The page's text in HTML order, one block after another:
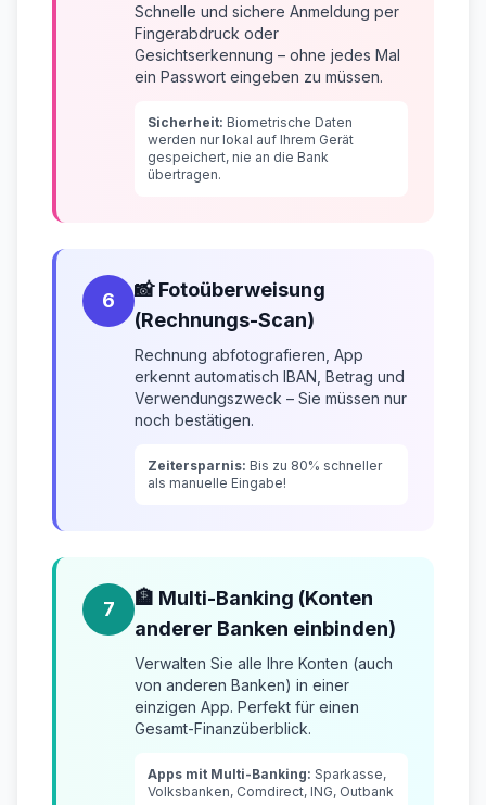
Schnelle und sichere Anmeldung per
Fingerabdruck oder
Gesichtserkennung – ohne jedes Mal
ein Passwort eingeben zu müssen.
Sicherheit: Biometrische Daten
werden nur lokal auf Ihrem Gerät
gespeichert, nie an die Bank
übertragen.
6
📸 Fotoüberweisung
(Rechnungs-Scan)
Rechnung abfotografieren, App
erkennt automatisch IBAN, Betrag und
Verwendungszweck – Sie müssen nur
noch bestätigen.
Zeitersparnis: Bis zu 80% schneller
als manuelle Eingabe!
7
🏦 Multi-Banking (Konten
anderer Banken einbinden)
Verwalten Sie alle Ihre Konten (auch
von anderen Banken) in einer
einzigen App. Perfekt für einen
Gesamt-Finanzüberblick.
Apps mit Multi-Banking: Sparkasse,
Volksbanken, Comdirect, ING, Outbank